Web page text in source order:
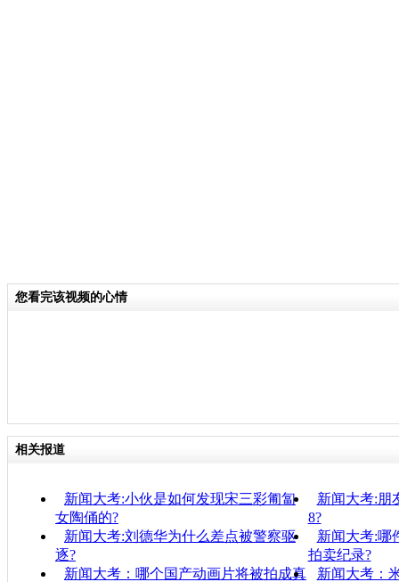
您看完该视频的心情
相关报道
新闻大考:小伙是如何发现宋三彩匍匐
女陶俑的?
新闻大考:朋
8?
新闻大考:刘德华为什么差点被警察驱
逐?
新闻大考:哪
拍卖纪录?
新闻大考：哪个国产动画片将被拍成真
新闻大考：